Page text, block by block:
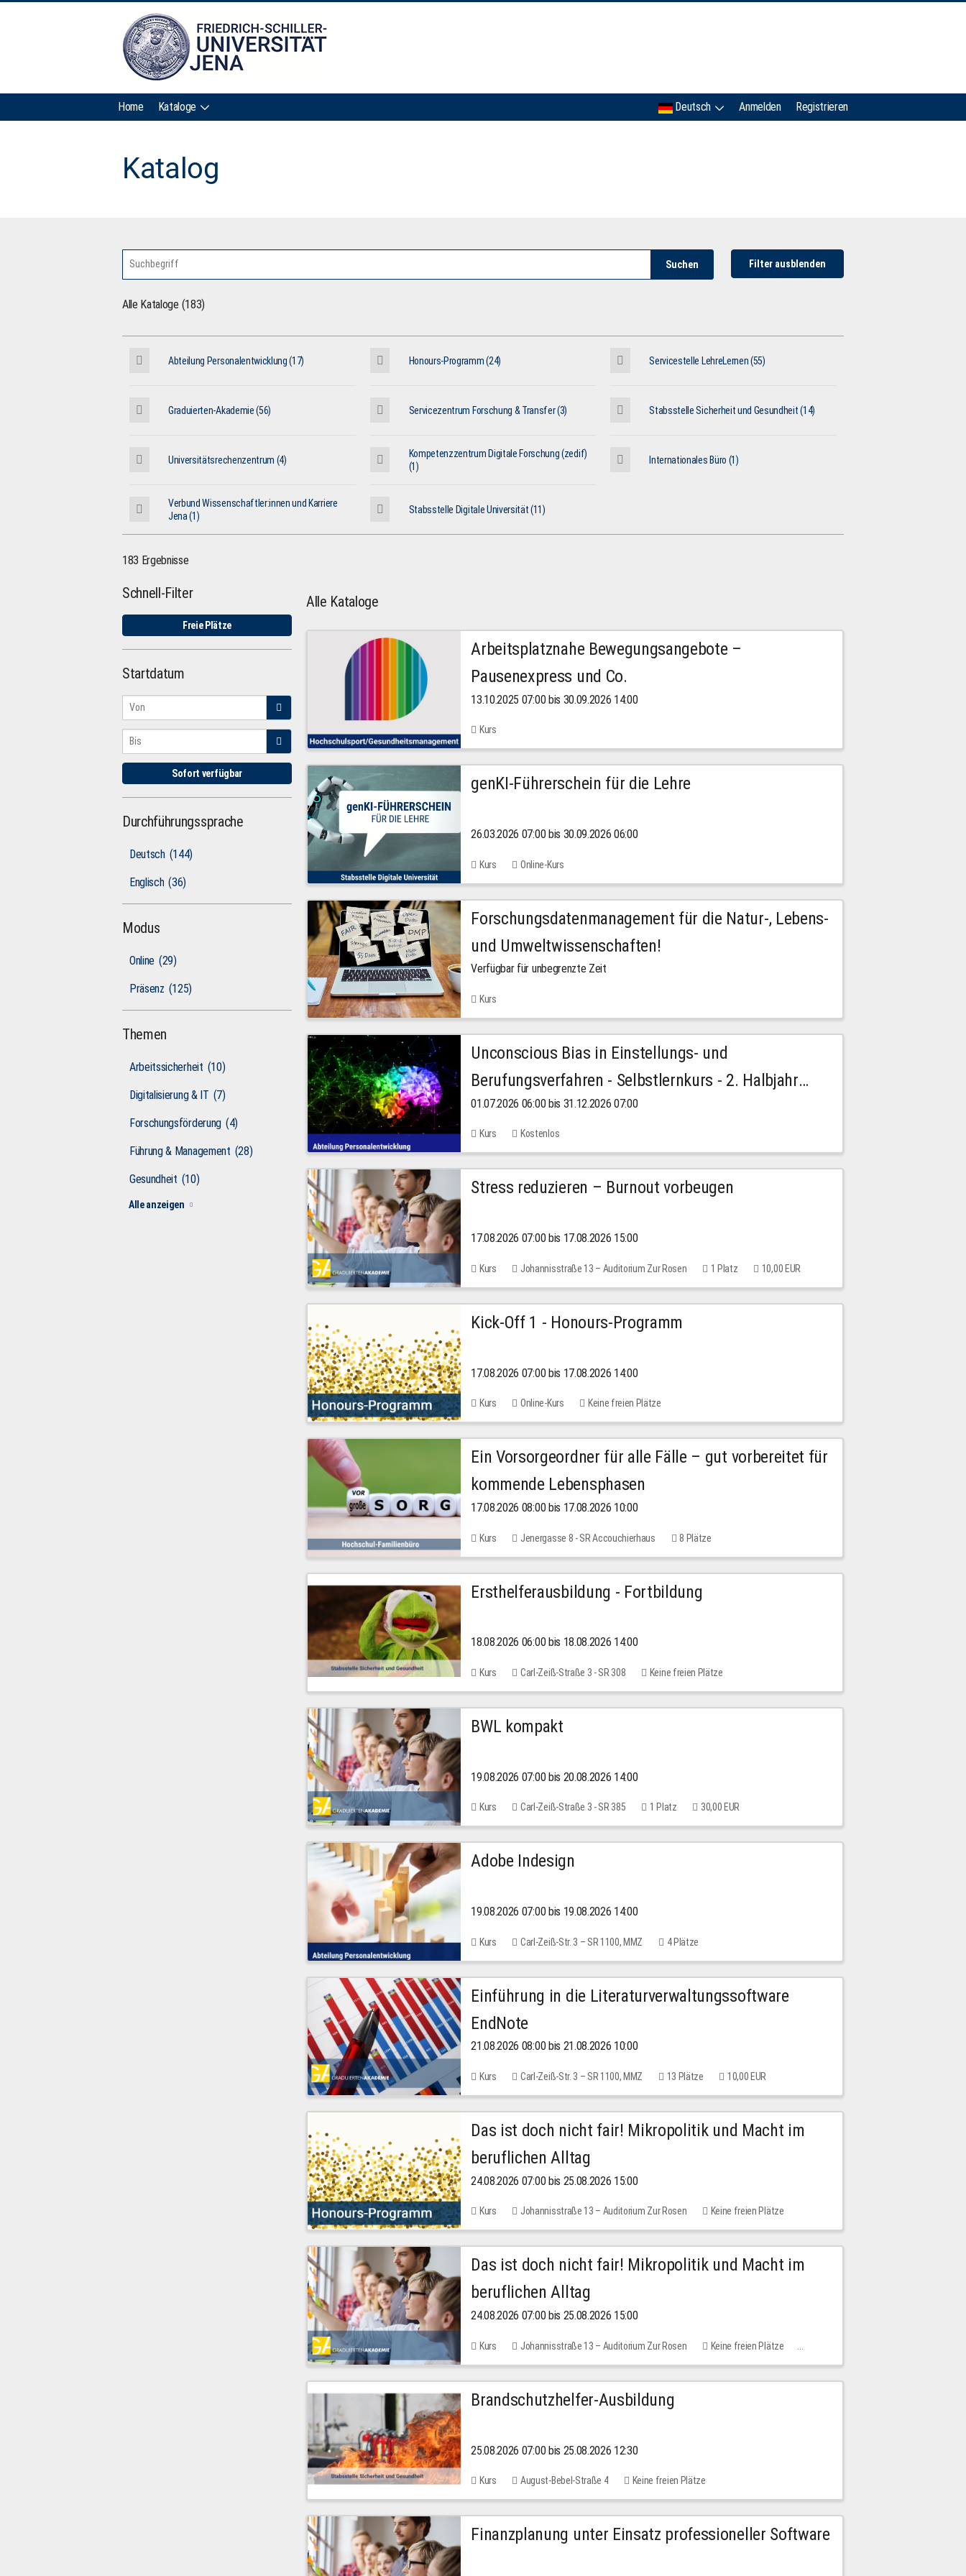
Home Kataloge Deutsch Anmelden Registrieren
Katalog
Suchen Filter ausblenden
Alle Kataloge (183)
Abteilung Personalentwicklung (17) Honours-Programm (24) Servicestelle LehreLernen (55)
Graduierten-Akademie (56) Servicezentrum Forschung & Transfer (3) Stabsstelle Sicherheit und Gesundheit (14)
Universitätsrechenzentrum (4)
Kompetenzzentrum Digitale Forschung (zedif)
(1)
Internationales Büro (1)
Verbund Wissenschaftler:innen und Karriere
Jena (1)
Stabsstelle Digitale Universität (11)
183 Ergebnisse
Schnell-Filter
Freie Plätze
Startdatum
Sofort verfügbar
Durchführungssprache
Deutsch (144)
Englisch (36)
Modus
Online (29)
Präsenz (125)
Themen
Arbeitssicherheit (10)
Digitalisierung & IT (7)
Forschungsförderung (4)
Führung & Management (28)
Gesundheit (10)
Alle anzeigen
Alle Kataloge
Arbeitsplatznahe Bewegungsangebote –
Pausenexpress und Co.
13.10.2025 07:00 bis 30.09.2026 14:00
Kurs
genKI-Führerschein für die Lehre
26.03.2026 07:00 bis 30.09.2026 06:00
Kurs Online-Kurs
Forschungsdatenmanagement für die Natur-, Lebens-
und Umweltwissenschaften!
Verfügbar für unbegrenzte Zeit
Kurs
Unconscious Bias in Einstellungs- und
Berufungsverfahren - Selbstlernkurs - 2. Halbjahr
2026
01.07.2026 06:00 bis 31.12.2026 07:00
Kurs Kostenlos
Stress reduzieren – Burnout vorbeugen
17.08.2026 07:00 bis 17.08.2026 15:00
Kurs Johannisstraße 13 – Auditorium Zur Rosen 1 Platz 10,00 EUR
Kick-Off 1 - Honours-Programm
17.08.2026 07:00 bis 17.08.2026 14:00
Kurs Online-Kurs Keine freien Plätze
Ein Vorsorgeordner für alle Fälle – gut vorbereitet für
kommende Lebensphasen
17.08.2026 08:00 bis 17.08.2026 10:00
Kurs Jenergasse 8 - SR Accouchierhaus 8 Plätze
Ersthelferausbildung - Fortbildung
18.08.2026 06:00 bis 18.08.2026 14:00
Kurs Carl-Zeiß-Straße 3 - SR 308 Keine freien Plätze
BWL kompakt
19.08.2026 07:00 bis 20.08.2026 14:00
Kurs Carl-Zeiß-Straße 3 - SR 385 1 Platz 30,00 EUR
Adobe Indesign
19.08.2026 07:00 bis 19.08.2026 14:00
Kurs Carl-Zeiß-Str. 3 – SR 1100, MMZ 4 Plätze
Einführung in die Literaturverwaltungssoftware
EndNote
21.08.2026 08:00 bis 21.08.2026 10:00
Kurs Carl-Zeiß-Str. 3 – SR 1100, MMZ 13 Plätze 10,00 EUR
Das ist doch nicht fair! Mikropolitik und Macht im
beruflichen Alltag
24.08.2026 07:00 bis 25.08.2026 15:00
Kurs Johannisstraße 13 – Auditorium Zur Rosen Keine freien Plätze
Das ist doch nicht fair! Mikropolitik und Macht im
beruflichen Alltag
24.08.2026 07:00 bis 25.08.2026 15:00
Kurs Johannisstraße 13 – Auditorium Zur Rosen
Keine freien Plätze
30,00 EUR
Brandschutzhelfer-Ausbildung
25.08.2026 07:00 bis 25.08.2026 12:30
Kurs August-Bebel-Straße 4 Keine freien Plätze
Finanzplanung unter Einsatz professioneller Software